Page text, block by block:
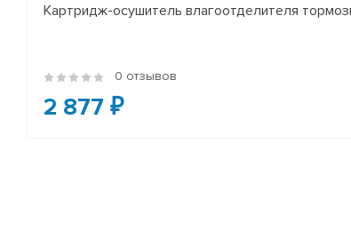
Картридж-осушитель влагоотделителя
0 отзывов
2 877 ₽